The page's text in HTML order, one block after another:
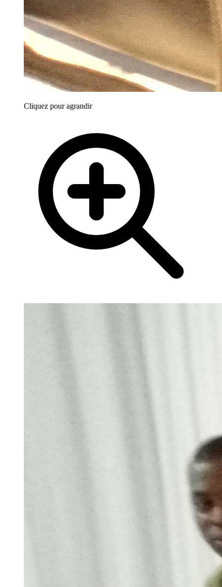
Cliquez pour agrandir